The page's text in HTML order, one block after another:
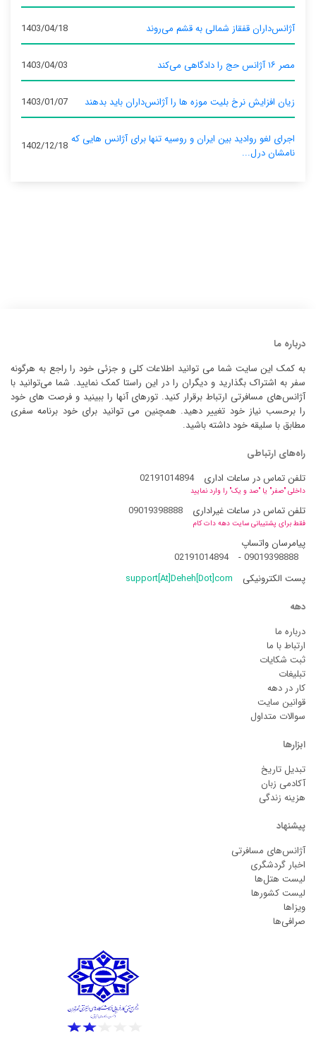
آژانس‌داران قفقاز شمالی به قشم می‌روند 1403/04/18
مصر ۱۶ آژانس حج را دادگاهی می‌کند 1403/04/03
زیان افزایش نرخ بلیت موزه ها را آژانس‌داران باید بدهند 1403/01/07
اجرای لغو روادید بین ایران و روسیه تنها برای آژانس‌ هایی که
نامشان درل...
1402/12/18
درباره ما
به کمک این سایت شما می توانید اطلاعات کلی و جزئی خود را راجع به هرگونه
سفر به اشتراک بگذارید و دیگران را در این راستا کمک نمایید. شما می‌توانید با
آژانس‌های مسافرتی ارتباط برقرار کنید. تورهای آنها را ببینید و فرصت های خود
را برحسب نیاز خود تغییر دهید. همچنین می توانید برای خود برنامه سفری
مطابق با سلیقه خود داشته باشید.
راه‌های ارتباطی
تلفن تماس در ساعات اداری
02191014894
داخلی "صفر" یا "صد و یک" را وارد نمایید
تلفن تماس در ساعات غیراداری 09019398888
فقط برای پشتیبانی سایت دهه دات کام
پیامرسان واتساپ
09019398888
-
02191014894
پست الکترونیکی
support[At]Deheh[Dot]com
دهه
درباره ما
ارتباط با ما
ثبت شکایات
تبلیغات
کار در دهه
قوانین سایت
سوالات متداول
ابزارها
تبدیل تاریخ
آکادمی زبان
هزینه زندگی
پیشنهاد
آژانس‌های مسافرتی
اخبار گردشگری
لیست هتل‌ها
لیست کشورها
ویزاها
صرافی‌ها